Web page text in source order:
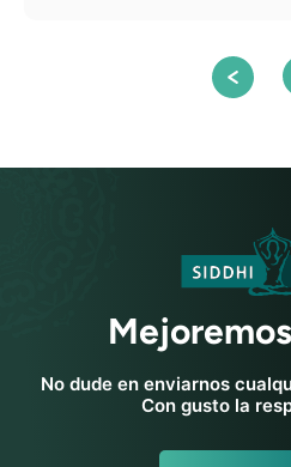
Mejoremos
No dude en enviarnos
Con gusto la